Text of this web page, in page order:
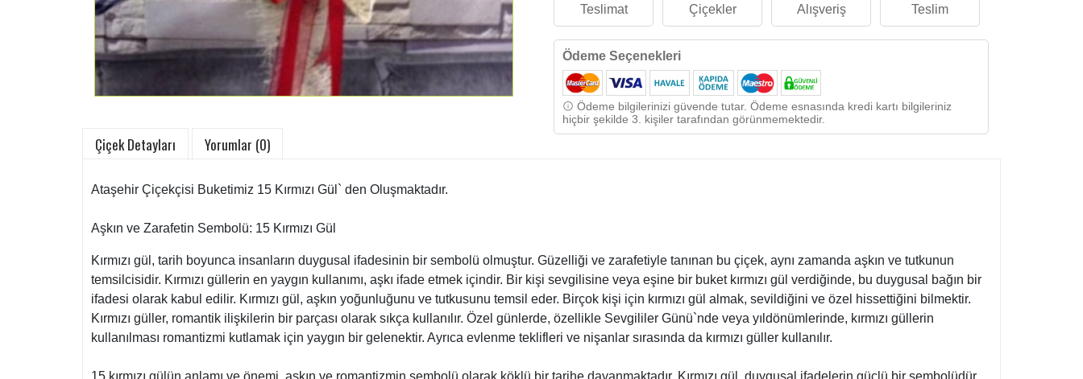
Teslimat
Çiçekler
Alışveriş
Teslim
Ödeme Seçenekleri
Ödeme bilgilerinizi güvende tutar. Ödeme esnasında kredi kartı bilgileriniz
hiçbir şekilde 3. kişiler tarafından görünmemektedir.
Çiçek Detayları Yorumlar (0)
Ataşehir Çiçekçisi Buketimiz 15 Kırmızı Gül` den Oluşmaktadır.
Aşkın ve Zarafetin Sembolü: 15 Kırmızı Gül
Kırmızı gül, tarih boyunca insanların duygusal ifadesinin bir sembolü olmuştur. Güzelliği ve zarafetiyle tanınan bu çiçek, aynı zamanda aşkın ve tutkunun
temsilcisidir. Kırmızı güllerin en yaygın kullanımı, aşkı ifade etmek içindir. Bir kişi sevgilisine veya eşine bir buket kırmızı gül verdiğinde, bu duygusal bağın bir
ifadesi olarak kabul edilir. Kırmızı gül, aşkın yoğunluğunu ve tutkusunu temsil eder. Birçok kişi için kırmızı gül almak, sevildiğini ve özel hissettiğini bilmektir.
Kırmızı güller, romantik ilişkilerin bir parçası olarak sıkça kullanılır. Özel günlerde, özellikle Sevgililer Günü`nde veya yıldönümlerinde, kırmızı güllerin
kullanılması romantizmi kutlamak için yaygın bir gelenektir. Ayrıca evlenme teklifleri ve nişanlar sırasında da kırmızı güller kullanılır.